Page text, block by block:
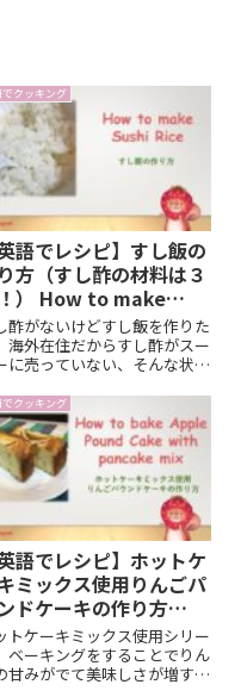
クッキング
英語でレシピ】すし飯の
方（すし酢の材料は３
） How to make
rice
酢がないけどすし飯を作りた
海外在住だからすし酢がスー
に売っていない、そんな状況
れます。そんなレシピを英
日本語訳つきで紹介します。
クッキング
英語でレシピ】ホットケ
ミックス使用りんごパ
ドケーキの作り方
to bake Apple
Cake with
mix
トケーキミックス使用シリー
ベーキングをすることでりん
甘みがでて美味しさが増す、